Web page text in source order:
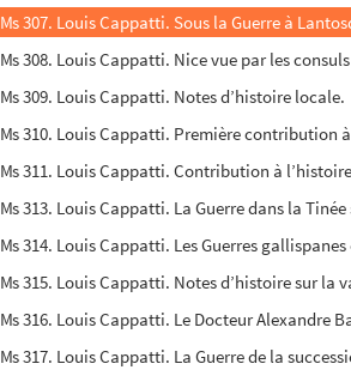
Ms 307. Louis Cappatti. Sous la Guerre à
Ms 308. Louis Cappatti. Nice vue par les
Ms 309. Louis Cappatti. Notes d’histoire locale.
Ms 310. Louis Cappatti. Première contribution
Ms 311. Louis Cappatti. Contribution à
Ms 313. Louis Cappatti. La Guerre dans la
Ms 314. Louis Cappatti. Les Guerres
Ms 315. Louis Cappatti. Notes d’histoire sur la
Ms 316. Louis Cappatti. Le Docteur Alexandre
Ms 317. Louis Cappatti. La Guerre de la